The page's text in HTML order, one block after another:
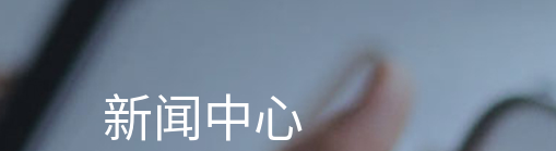
新闻中心